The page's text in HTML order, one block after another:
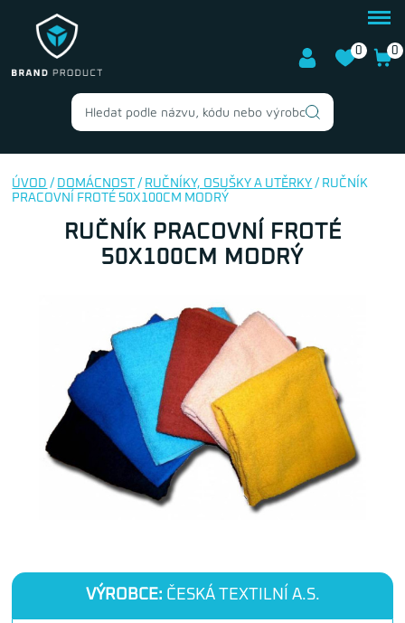
0 0
ÚVOD / DOMÁCNOST / RUČNÍKY, OSUŠKY A UTĚRKY / RUČNÍK
PRACOVNÍ FROTÉ 50X100CM MODRÝ
RUČNÍK PRACOVNÍ FROTÉ
50X100CM MODRÝ
VÝROBCE: ČESKÁ TEXTILNÍ A.S.